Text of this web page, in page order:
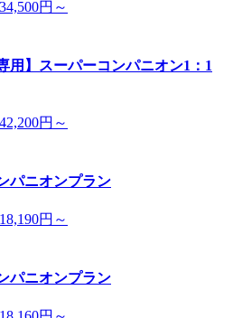
34,500円～
用】スーパーコンパニオン1：1
42,200円～
パニオンプラン
18,190円～
パニオンプラン